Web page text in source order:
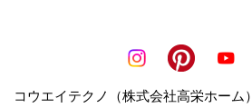
コウエイテクノ（株式会社高栄ホーム）